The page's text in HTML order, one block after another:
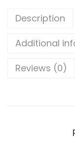
Description
Additional
Reviews (0)